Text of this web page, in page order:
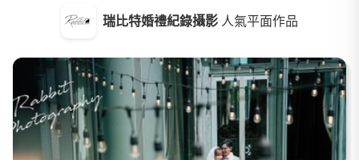
瑞比特婚禮紀錄攝影 人氣平面作品